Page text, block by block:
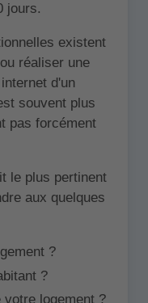
jours.
existent
réaliser une
d'un
souvent plus
pas forcément
le plus pertinent
aux quelques
?
?
logement ?